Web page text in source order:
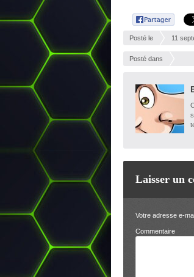
Posté le 11
Posté dans
Laisser un
Votre adresse e-